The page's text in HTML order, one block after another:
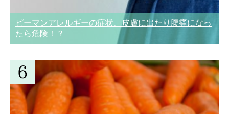
ピーマンアレルギーの症状、皮膚に出たり腹痛になっ
たら危険！？